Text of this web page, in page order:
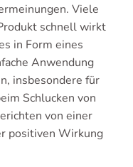
Viele
schnell wirkt
in Form eines
Anwendung
insbesondere für
Schlucken von
von einer
positiven Wirkung